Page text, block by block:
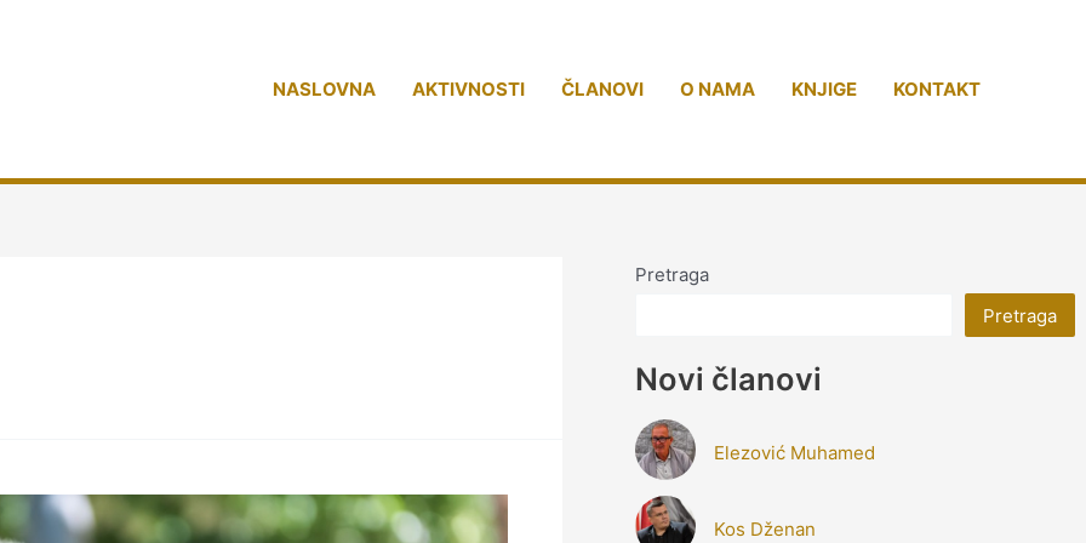
NASLOVNA AKTIVNOSTI ČLANOVI O NAMA KNJIGE KONTAKT
Pretraga
Pretraga
Novi članovi
Elezović Muhamed
Kos Dženan